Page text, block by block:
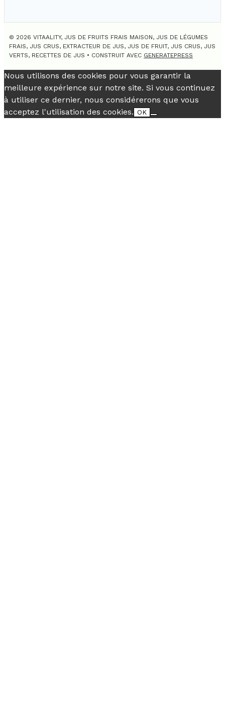
© 2026 VITAALITY, JUS DE FRUITS FRAIS MAISON, JUS DE LÉGUMES
FRAIS, JUS CRUS, EXTRACTEUR DE JUS, JUS DE FRUIT, JUS CRUS, JUS
VERTS, RECETTES DE JUS • CONSTRUIT AVEC GENERATEPRESS
Nous utilisons des cookies pour vous garantir la
meilleure expérience sur notre site. Si vous continuez
à utiliser ce dernier, nous considérerons que vous
acceptez l'utilisation des cookies. OK